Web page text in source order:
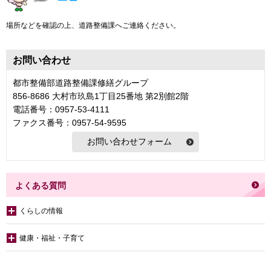
場所などを確認の上、道路整備課へご連絡ください。
お問い合わせ
都市整備部道路整備課修繕グループ
856-8686 大村市玖島1丁目25番地 第2別館2階
電話番号：0957-53-4111
ファクス番号：0957-54-9595
よくある質問
くらしの情報
健康・福祉・子育て